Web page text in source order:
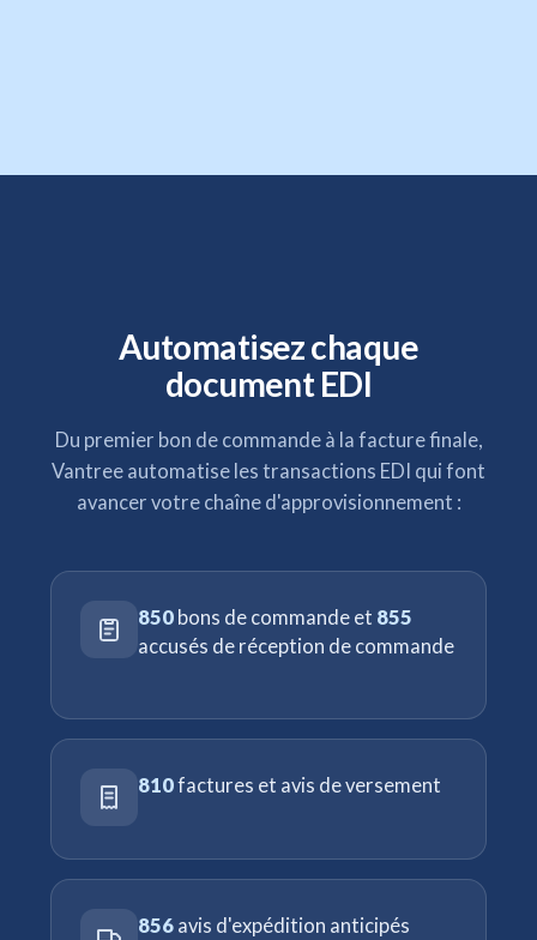
Automatisez chaque
document EDI
Du premier bon de commande à la facture finale,
Vantree automatise les transactions EDI qui font
avancer votre chaîne d'approvisionnement :
850 bons de commande et 855
accusés de réception de commande
810factures et avis de versement
856 avis d'expédition anticipés